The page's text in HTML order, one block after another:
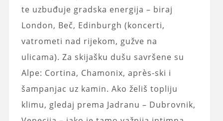
te uzbuđuje gradska energija – biraj
London, Beč, Edinburgh (koncerti,
vatrometi nad rijekom, gužve na
ulicama). Za skijašku dušu savršene su
Alpe: Cortina, Chamonix, après-ski i
šampanjac uz kamin. Ako želiš topliju
klimu, gledaj prema Jadranu – Dubrovnik,